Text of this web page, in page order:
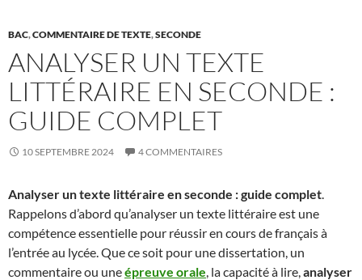
BAC,COMMENTAIRE DE TEXTE,SECONDE
ANALYSER UN TEXTE
LITTÉRAIRE EN SECONDE :
GUIDE COMPLET
10 SEPTEMBRE 2024 4 COMMENTAIRES
Analyser un texte littéraire en seconde : guide complet.
Rappelons d’abord qu’analyser un texte littéraire est une
compétence essentielle pour réussir en cours de français à
l’entrée au lycée. Que ce soit pour une dissertation, un
commentaire ou uneépreuve orale, la capacité à lire,analyser